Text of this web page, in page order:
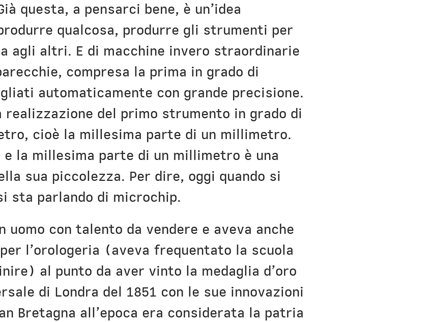
questa, a pensarci bene, è un’idea
qualcosa, produrre gli strumenti per
agli altri. E di macchine invero straordinarie
compresa la prima in grado di
automaticamente con grande precisione.
realizzazione del primo strumento in grado di
cioè la millesima parte di un millimetro.
e la millesima parte di un millimetro è una
sua piccolezza. Per dire, oggi quando si
sta parlando di microchip.
uomo con talento da vendere e aveva anche
l’orologeria (aveva frequentato la scuola
al punto da aver vinto la medaglia d’oro
di Londra del 1851 con le sue innovazioni
Bretagna all’epoca era considerata la patria